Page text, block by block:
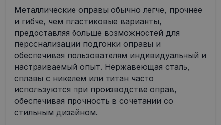
Металлические оправы обычно легче, прочнее
и гибче, чем пластиковые варианты,
предоставляя больше возможностей для
персонализации подгонки оправы и
обеспечивая пользователям индивидуальный и
настраиваемый опыт. Нержавеющая сталь,
сплавы с никелем или титан часто
используются при производстве оправ,
обеспечивая прочность в сочетании со
стильным дизайном.